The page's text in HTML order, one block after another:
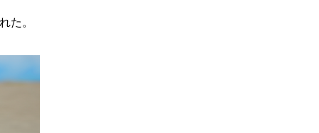
た。